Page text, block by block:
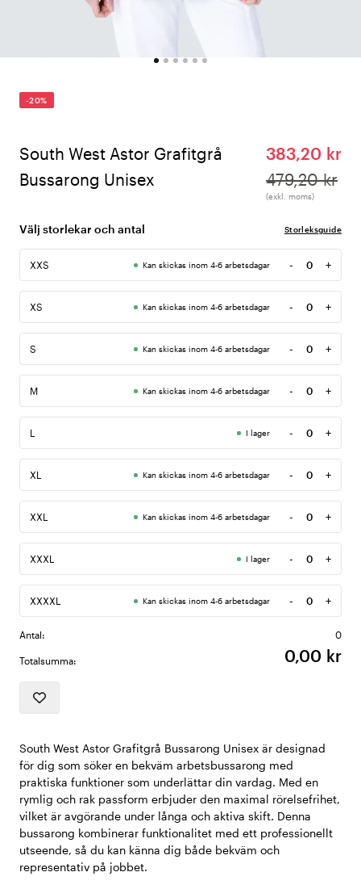
-20%
South West Astor Grafitgrå
Bussarong Unisex
383,20 kr
479,20 kr
(exkl. moms)
Välj storlekar och antal Storleksguide
XXS Kan skickas inom 4-6 arbetsdagar -
Antal
+
XS Kan skickas inom 4-6 arbetsdagar -
Antal
+
S Kan skickas inom 4-6 arbetsdagar -
Antal
+
M Kan skickas inom 4-6 arbetsdagar -
Antal
+
L I lager -
Antal
+
XL Kan skickas inom 4-6 arbetsdagar -
Antal
+
XXL Kan skickas inom 4-6 arbetsdagar -
Antal
+
XXXL I lager -
Antal
+
XXXXL Kan skickas inom 4-6 arbetsdagar -
Antal
+
Antal: 0
Totalsumma: 0,00 kr
South West Astor Grafitgrå Bussarong Unisex är designad
för dig som söker en bekväm arbetsbussarong med
praktiska funktioner som underlättar din vardag. Med en
rymlig och rak passform erbjuder den maximal rörelsefrihet,
vilket är avgörande under långa och aktiva skift. Denna
bussarong kombinerar funktionalitet med ett professionellt
utseende, så du kan känna dig både bekväm och
representativ på jobbet.